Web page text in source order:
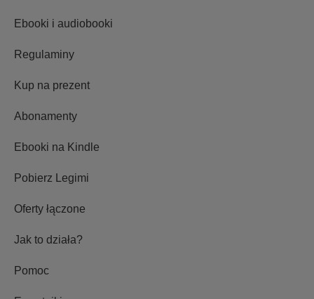
Ebooki i audiobooki
Regulaminy
Kup na prezent
Abonamenty
Ebooki na Kindle
Pobierz Legimi
Oferty łączone
Jak to działa?
Pomoc